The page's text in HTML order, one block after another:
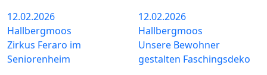
12.02.2026
Hallbergmoos
Zirkus Feraro im
Seniorenheim
12.02.2026
Hallbergmoos
Unsere Bewohner
gestalten Faschingsdeko